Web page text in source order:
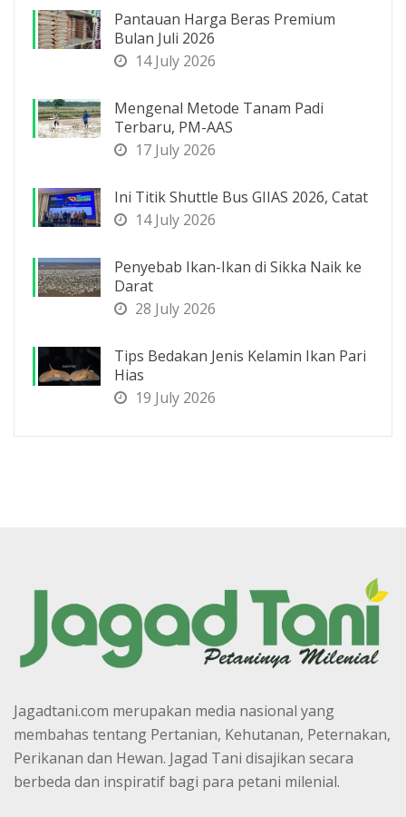
Pantauan Harga Beras Premium
Bulan Juli 2026
14 July 2026
Mengenal Metode Tanam Padi
Terbaru, PM-AAS
17 July 2026
Ini Titik Shuttle Bus GIIAS 2026, Catat
14 July 2026
Penyebab Ikan-Ikan di Sikka Naik ke
Darat
28 July 2026
Tips Bedakan Jenis Kelamin Ikan Pari
Hias
19 July 2026
Jagadtani.com merupakan media nasional yang
membahas tentang Pertanian, Kehutanan, Peternakan,
Perikanan dan Hewan. Jagad Tani disajikan secara
berbeda dan inspiratif bagi para petani milenial.